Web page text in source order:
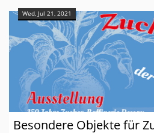
ludt alle Interessierten zum Besuch ein.
Wed, Jul 21, 2021